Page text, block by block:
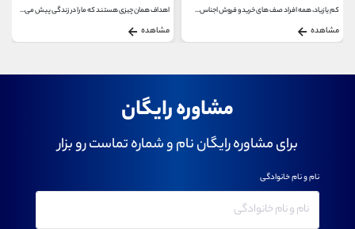
کم یا زیاد، همه افراد صف های خرید و فروش اجناس...
مشاهده
اهداف همان چیزی هستند که ما را در زندگی پیش می...
مشاهده
مشاوره رایگان
برای مشاوره رایگان نام و شماره تماست رو بزار
نام و نام خانوادگی